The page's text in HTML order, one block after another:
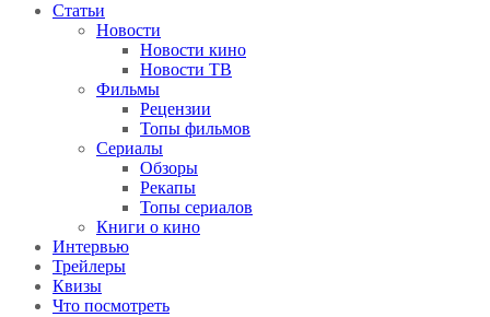
Статьи
Новости
Новости кино
Новости ТВ
Фильмы
Рецензии
Топы фильмов
Сериалы
Обзоры
Рекапы
Топы сериалов
Книги о кино
Интервью
Трейлеры
Квизы
Что посмотреть